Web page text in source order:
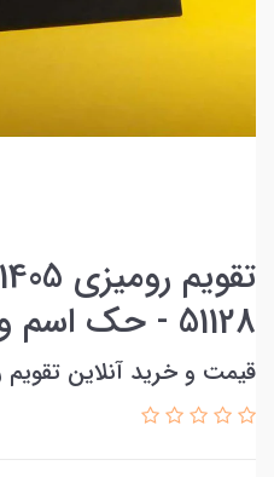
51128 - حک اسم و لوگو
قیمت و خرید آنلاین